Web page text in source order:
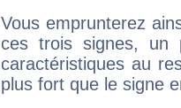
Vous emprunterez
ces trois signes, un
caractéristiques au
plus fort que le signe